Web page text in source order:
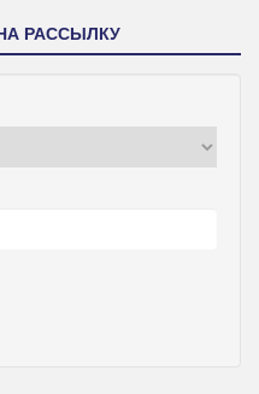
РАССЫЛКУ